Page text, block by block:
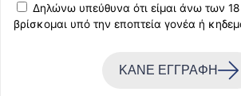
Δηλώνω υπεύθυνα ότι είμαι άνω των 18
βρίσκομαι υπό την εποπτεία γονέα ή
ΚΑΝΕ ΕΓΓΡΑΦΗ